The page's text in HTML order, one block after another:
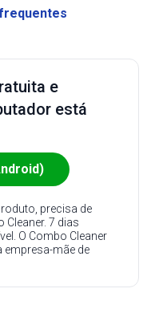
e
está
precisa de
7 dias
O Combo Cleaner
empresa-mãe de